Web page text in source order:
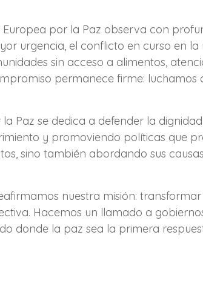
Europea por la Paz observa con
urgencia, el conflicto en curso en
sin acceso a alimentos,
permanece firme:
Paz se dedica a defender la
y promoviendo políticas que
sino también abordando sus
nuestra misión:
Hacemos un llamado a
donde la paz sea la primera